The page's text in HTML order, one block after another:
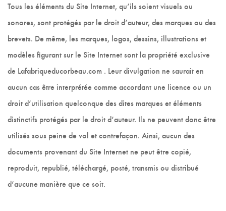
Tous les éléments du Site Internet, qu’ils soient visuels ou
sonores, sont protégés par le droit d’auteur, des marques ou des
brevets. De même, les marques, logos, dessins, illustrations et
modèles figurant sur le Site Internet sont la propriété exclusive
de Lafabriqueducorbeau.com . Leur divulgation ne saurait en
aucun cas être interprétée comme accordant une licence ou un
droit d’utilisation quelconque des dites marques et éléments
distinctifs protégés par le droit d’auteur. Ils ne peuvent donc être
utilisés sous peine de vol et contrefaçon. Ainsi, aucun des
documents provenant du Site Internet ne peut être copié,
reproduit, republié, téléchargé, posté, transmis ou distribué
d’aucune manière que ce soit.